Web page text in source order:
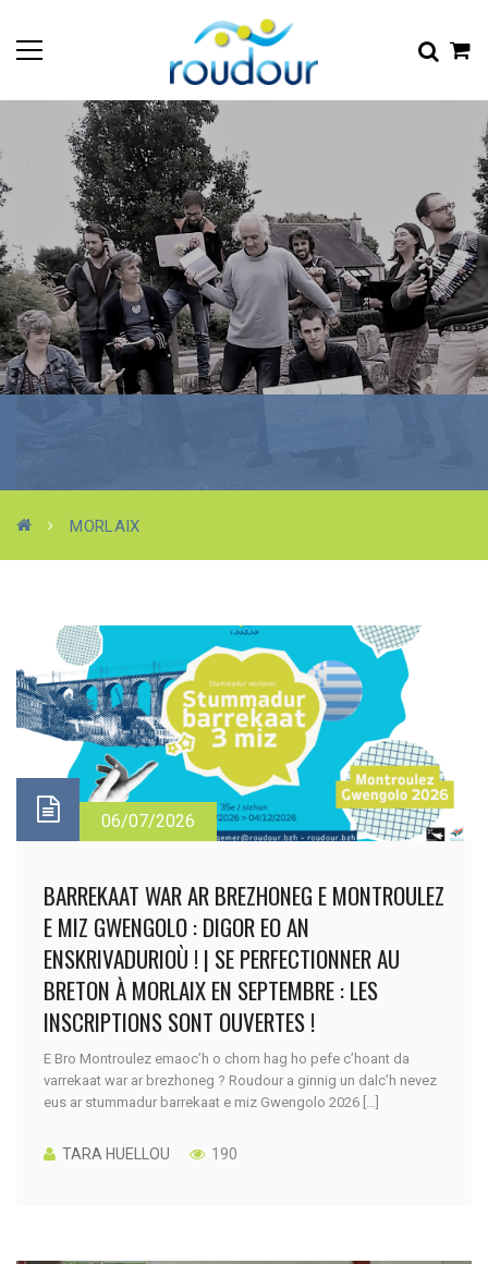
MORLAIX
06/07/2026
BARREKAAT WAR AR BREZHONEG E MONTROULEZ
E MIZ GWENGOLO : DIGOR EO AN
ENSKRIVADURIOÙ ! | SE PERFECTIONNER AU
BRETON À MORLAIX EN SEPTEMBRE : LES
INSCRIPTIONS SONT OUVERTES !
E Bro Montroulez emaoc’h o chom hag ho pefe c’hoant da
varrekaat war ar brezhoneg ? Roudour a ginnig un dalc’h nevez
eus ar stummadur barrekaat e miz Gwengolo 2026 […]
TARA HUELLOU 190